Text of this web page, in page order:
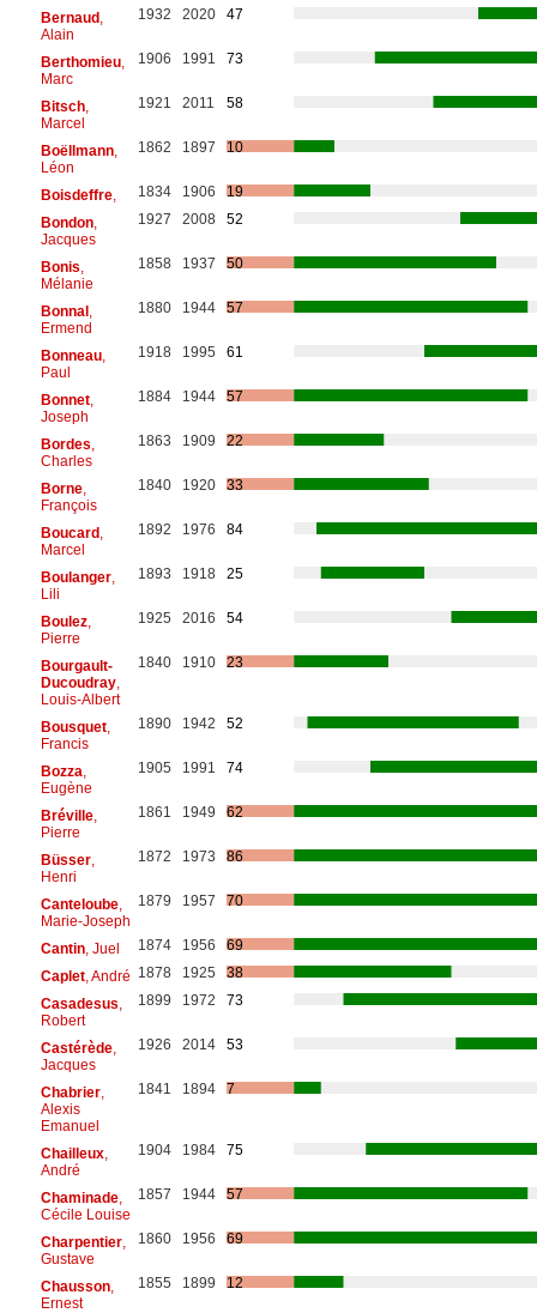
Bernaud,
Alain
1932 2020 47
Berthomieu,
Marc
1906 1991 73
Bitsch,
Marcel
1921 2011 58
Boëllmann,
Léon
1862 1897 10
Boisdeffre, 1834 1906
19
Bondon,
Jacques
1927 2008 52
Bonis
Mélanie
1858 1937 50
Bonnal,
Ermend
1880 1944 57
Bonneau,
Paul
1918 1995 61
Bonnet,
Joseph
1884 1944 57
Bordes
Charles
1863 1909 22
Borne,
François
1840 1920 33
Boucard,
Marcel
1892 1976 84
Boulanger,
Lili
1893 1918 25
Boulez,
Pierre
1925 2016 54
Bourgault-
Ducoudray,
Louis-Albert
1840 1910 23
Bousquet,
Francis
1890 1942 52
Bozza
Eugène
1905 1991 74
Bréville,
Pierre
1861 1949 62
Büsser,
Henri
1872 1973 86
Canteloube,
Marie-Joseph
1879 1957 70
Cantin, Juel 1874 1956
69
Caplet, André 1878 1925
38
Casadesus
Robert
1899 1972 73
Castérède,
Jacques
1926 2014 53
Chabrier,
Alexis
Emanuel
1841 1894 7
Chailleux,
André
1904 1984 75
Chaminade,
Cécile Louise
1857 1944 57
Charpentier,
Gustave
1860 1956 69
Chausson,
Ernest
1855 1899 12